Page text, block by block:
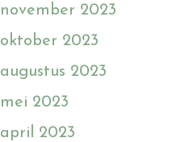
november 2023
oktober 2023
augustus 2023
mei 2023
april 2023